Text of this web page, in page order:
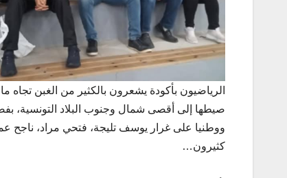
الرياضيون بأكودة يشعرون بالكثير من الغبن
صيطها إلى أقصى شمال وجنوب البلاد التونسية،
ووطنيا على غرار يوسف تليجة، فتحي مراد، ناجح
كثيرون…